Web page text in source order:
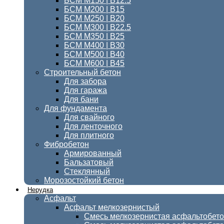
БСМ М200 | В15
БСМ М250 | В20
БСМ М300 | В22.5
БСМ M350 | B25
БСМ М400 | B30
БСМ М500 | В40
БСМ М600 | В45
Строительный бетон
Для забора
Для гаража
Для бани
Для фундамента
Для свайного
Для ленточного
Для плитного
Фибробетон
Армированный
Бальзатовый
Стеклянный
Морозостойкий бетон
Нерудка
Асфальт
Асфальт мелкозернистый
Смесь мелкозернистая